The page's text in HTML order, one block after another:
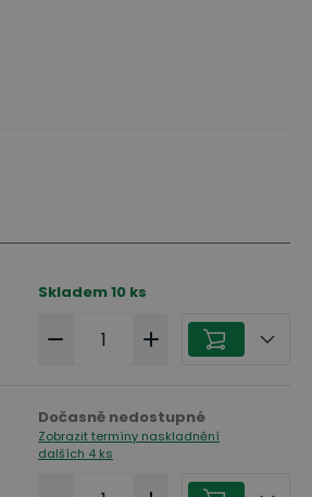
Skladem10 ks
Dočasně nedostupné
Zobrazit termíny naskladnění
dalších 4 ks